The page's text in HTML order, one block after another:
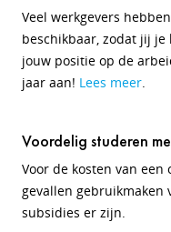
Veel werkgevers
beschikbaar, zodat jij
jouw positie op de
jaar aan! Lees meer.
Voordelig studeren
Voor de kosten van
gevallen gebruikmaken
subsidies er zijn.